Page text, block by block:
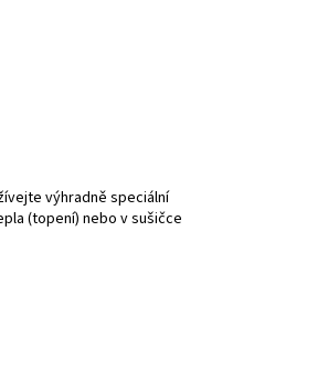
výhradně speciální
(topení) nebo v sušičce